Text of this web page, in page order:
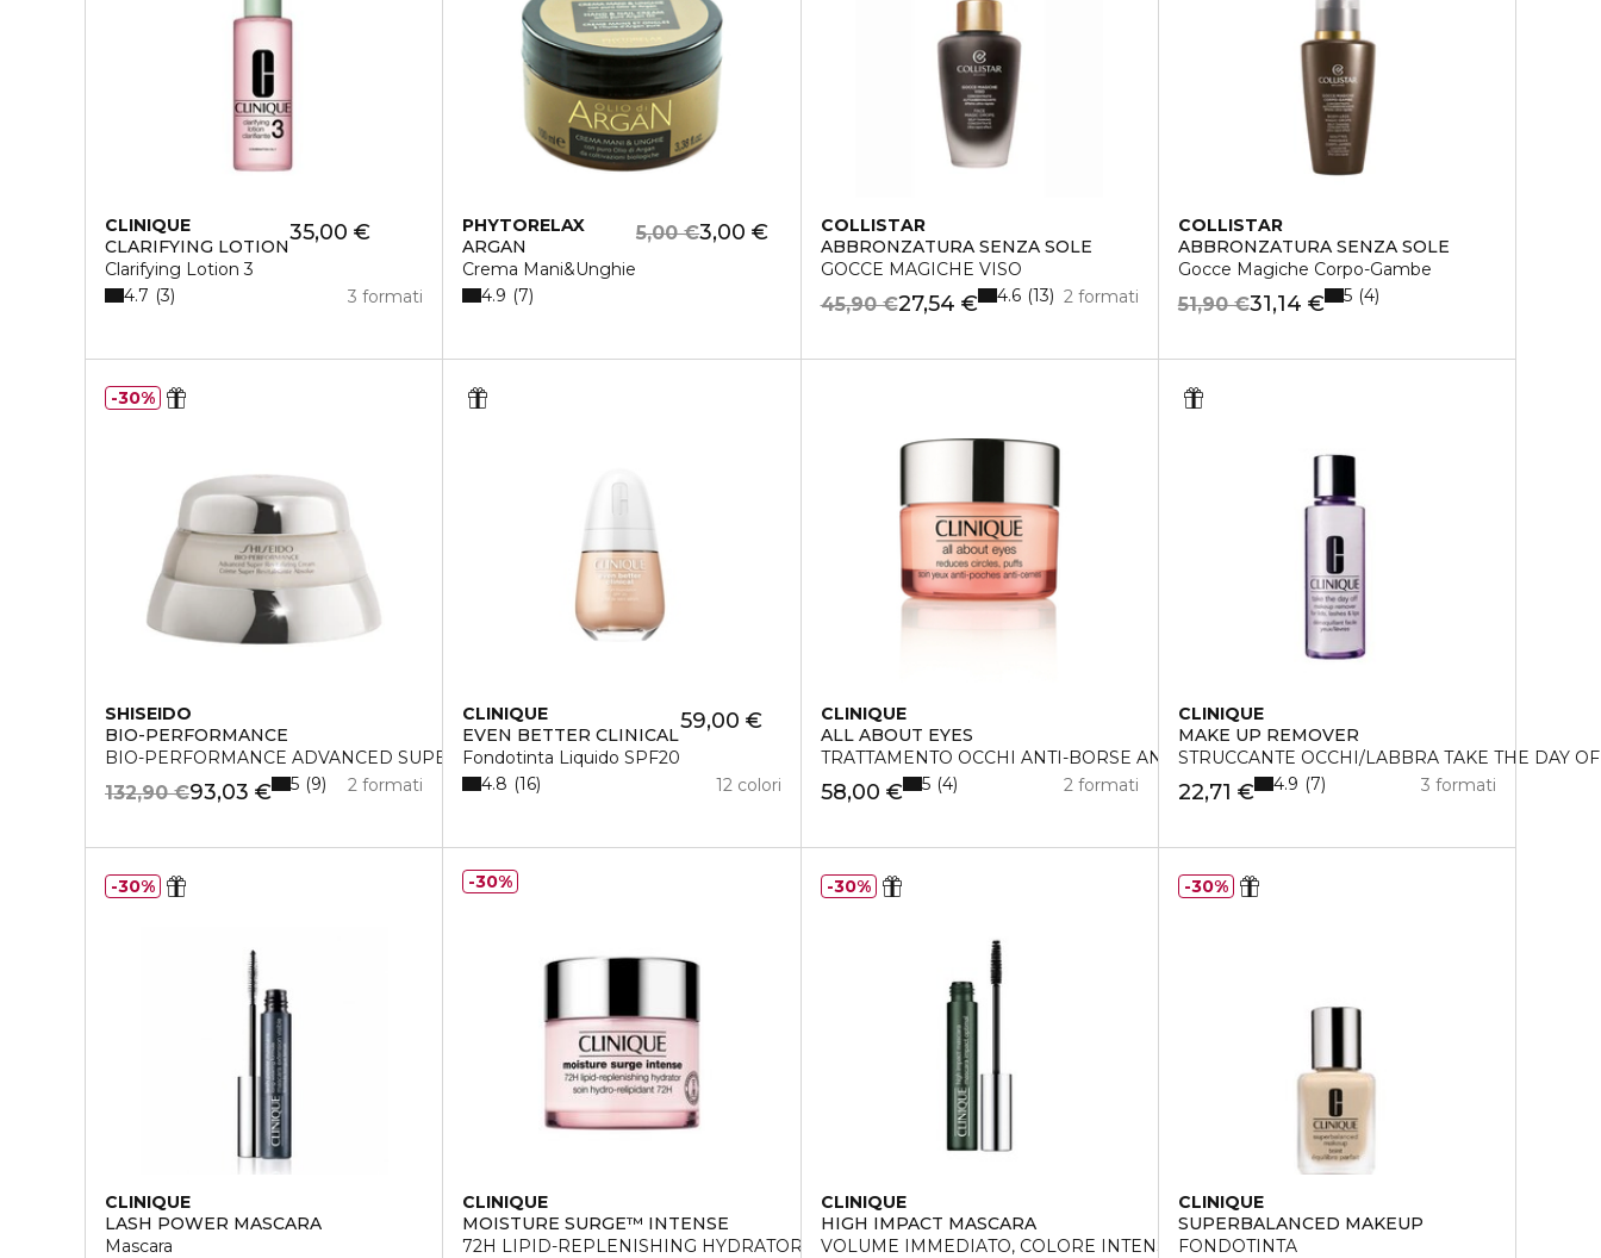
CLINIQUE
CLARIFYING LOTION
Clarifying Lotion 3
35,00 €
3 formati
4.7 3
PHYTORELAX
ARGAN
Crema Mani&Unghie
3,00 €
5,00 €
4.9 7
COLLISTAR
ABBRONZATURA SENZA SOLE
GOCCE MAGICHE VISO
27,54 €
45,90 € 2 formati
4.6 13
COLLISTAR
ABBRONZATURA SENZA SOLE
Gocce Magiche Corpo-Gambe
31,14 €
51,90 € 5 4
SHISEIDO
BIO-PERFORMANCE
BIO-PERFORMANCE ADVANCED SUPER REVITALIZING CREAM
93,03 €
132,90 € 2 formati
5 9
30%
CLINIQUE
EVEN BETTER CLINICAL
Fondotinta Liquido SPF20
59,00 €
12 colori
4.8 16
CLINIQUE
ALL ABOUT EYES
TRATTAMENTO OCCHI ANTI-BORSE ANTI-OCCHIAIE
58,00 € 2 formati
5 4
CLINIQUE
MAKE UP REMOVER
STRUCCANTE OCCHI/LABBRA TAKE THE DAY
22,71 € 3 formati
4.9 7
CLINIQUE
LASH POWER MASCARA
Mascara
30%
CLINIQUE
MOISTURE SURGE™ INTENSE
72H LIPID-REPLENISHING HYDRATOR
30%
CLINIQUE
HIGH IMPACT MASCARA
VOLUME IMMEDIATO, COLORE INTENSO
30%
CLINIQUE
SUPERBALANCED MAKEUP
FONDOTINTA
30%